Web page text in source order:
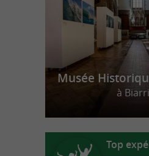
Musée
à
Top